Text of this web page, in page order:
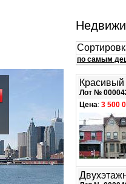
по самым
Лот №
Цена: 3 500